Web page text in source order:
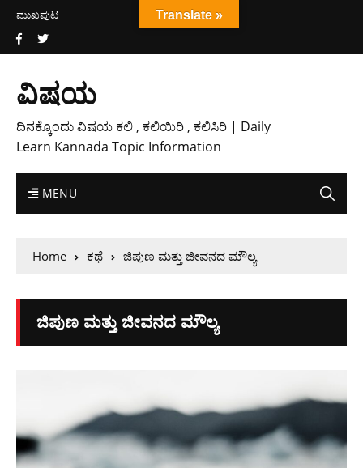
ಮುಖಪುಟ
ವಿಷಯ
ದಿನಕ್ಕೊಂದು ವಿಷಯ ಕಲಿ , ಕಲಿಯಿರಿ , ಕಲಿಸಿರಿ | Daily
Learn Kannada Topic Information
MENU
Home ಕಥೆ ಜಿಪುಣ ಮತ್ತು ಜೀವನದ ಮೌಲ್ಯ
ಜಿಪುಣ ಮತ್ತು ಜೀವನದ ಮೌಲ್ಯ
Translate »